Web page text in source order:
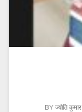
BY ज्योति कुमार